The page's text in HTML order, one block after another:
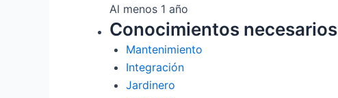
Al menos 1 año
Conocimientos necesarios
Mantenimiento
Integración
Jardinero